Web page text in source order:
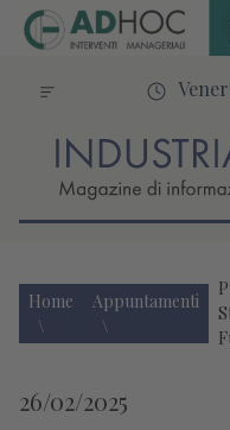
Home Appuntamenti
26/02/2025